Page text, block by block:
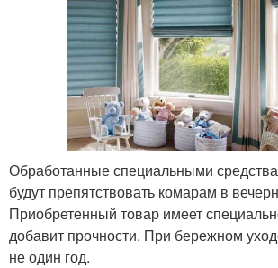
Обработанные специальными
будут препятствовать комарам в
Приобретенный товар имеет
добавит прочности. При бережном
не один год.